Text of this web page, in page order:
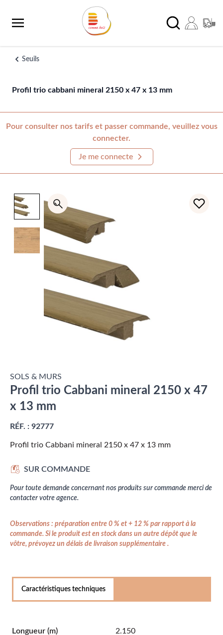
Chercher
Seuils
Profil trio cabbani mineral 2150 x 47 x 13 mm
Pour consulter nos tarifs et passer commande, veuillez vous
connecter.
Je me connecte
SOLS & MURS
Profil trio Cabbani mineral 2150 x 47
x 13 mm
RÉF. : 92777
Profil trio Cabbani mineral 2150 x 47 x 13 mm
SUR COMMANDE
Pour toute demande concernant nos produits sur commande merci de
contacter votre agence.
Observations : préparation entre 0 % et + 12 % par rapport à la
commande. Si le produit est en stock dans un autre dépôt que le
vôtre, prévoyez un délais de livraison supplémentaire .
Caractéristiques techniques
Longueur (m) 2.150